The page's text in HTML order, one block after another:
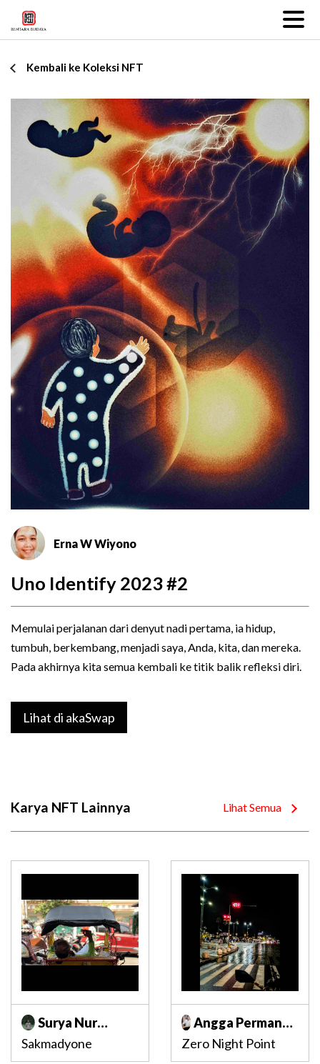
Kembali ke Koleksi NFT
Erna W Wiyono
Uno Identify 2023 #2
Memulai perjalanan dari denyut nadi pertama, ia hidup,
tumbuh, berkembang, menjadi saya, Anda, kita, dan mereka.
Pada akhirnya kita semua kembali ke titik balik refleksi diri.
Lihat di akaSwap
Karya NFT Lainnya Lihat Semua
Surya Nur
Indrawan
Sakmadyone
Angga Permana
Adhikaputra
Zero Night Point